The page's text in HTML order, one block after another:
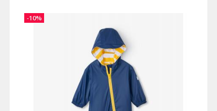
-10%